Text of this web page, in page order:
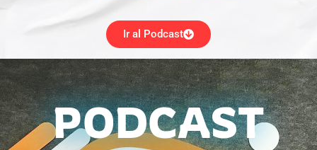
Ir al Podcast
PODCAST